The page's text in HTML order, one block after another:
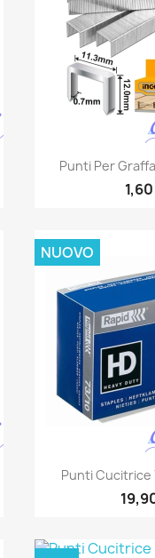

Punti Per

Punti Cucitrice
NUOVO